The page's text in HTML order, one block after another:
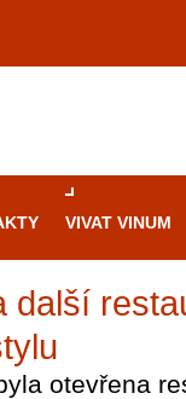
VIVAT VINUM
další
otevřena
Od